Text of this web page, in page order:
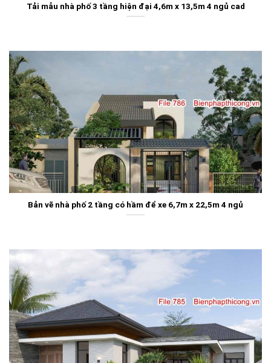
Tải mẫu nhà phố 3 tầng hiện đại 4,6m x 13,5m 4 ngủ cad
Bản vẽ nhà phố 2 tầng có hầm để xe 6,7m x 22,5m 4 ngủ